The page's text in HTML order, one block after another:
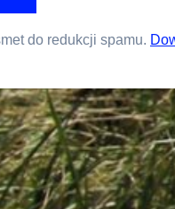
do redukcji spamu.